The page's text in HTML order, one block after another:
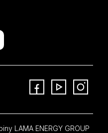
LAMA ENERGY GROUP